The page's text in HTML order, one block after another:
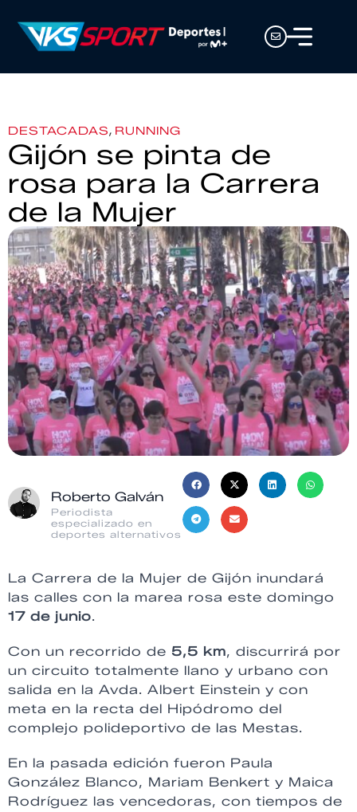
DESTACADAS, RUNNING
Gijón se pinta de
rosa para la Carrera
de la Mujer
Roberto Galván
Periodista
especializado en
deportes alternativos
La Carrera de la Mujer de Gijón inundará
las calles con la marea rosa este domingo
17 de junio.
Con un recorrido de 5,5 km, discurrirá por
un circuito totalmente llano y urbano con
salida en la Avda. Albert Einstein y con
meta en la recta del Hipódromo del
complejo polideportivo de las Mestas.
En la pasada edición fueron Paula
González Blanco, Mariam Benkert y Maica
Rodríguez las vencedoras, con tiempos de